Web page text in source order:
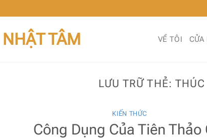
TÂM VỀ TÔI CỬA
LƯU TRỮ THẺ:
KIẾN THỨC
Công Dụng Của Tiên Thảo